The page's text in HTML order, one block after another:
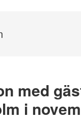
med
i